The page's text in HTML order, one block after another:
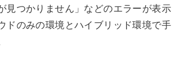
見つかりません」などのエラーが表示
ドのみの環境とハイブリッド環境で手